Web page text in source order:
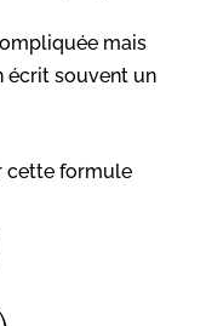
mais
écrit souvent un
cette formule